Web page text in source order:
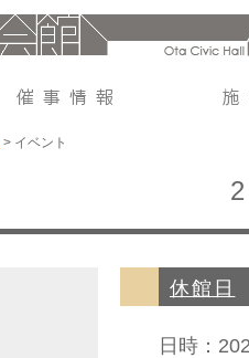
> イベント
休館日
日時：